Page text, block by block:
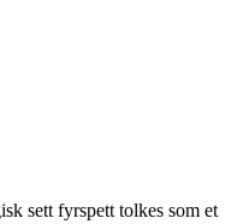
sett fyrspett tolkes som et